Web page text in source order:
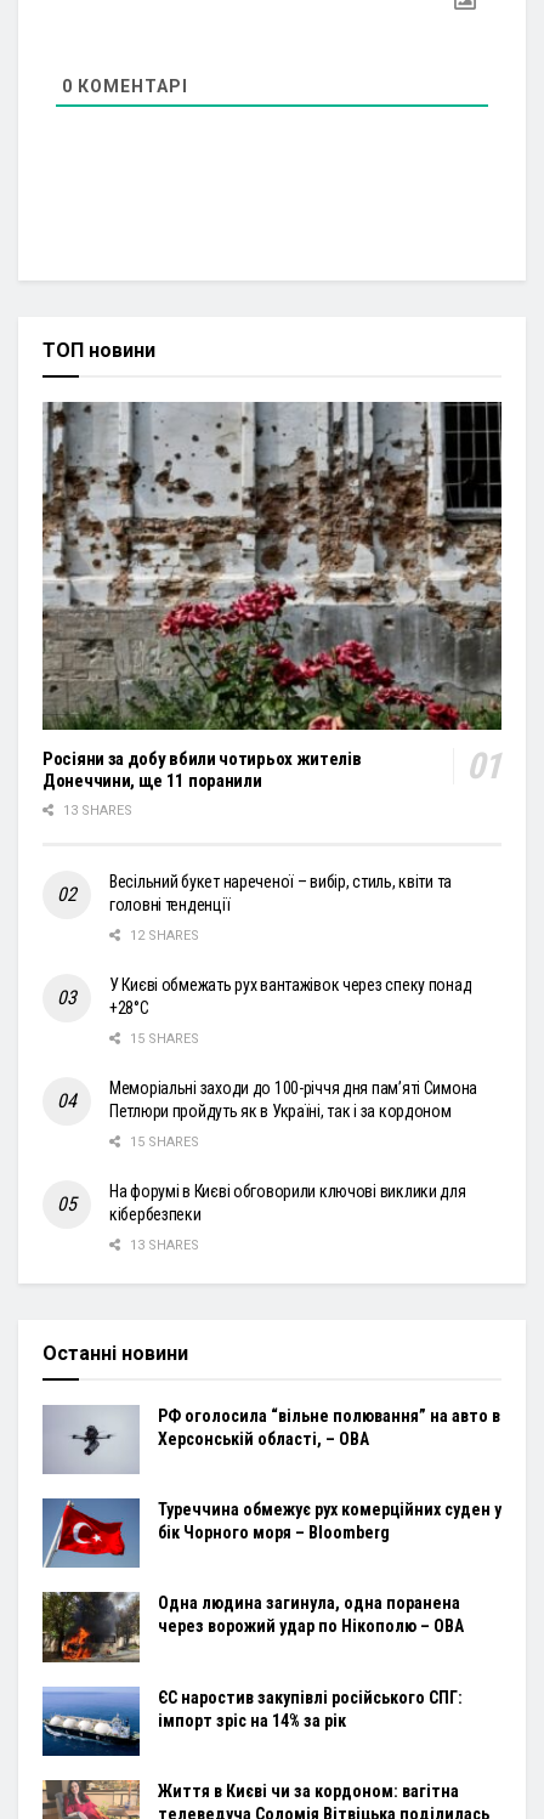
0 КОМЕНТАРІ
ТОП новини
Росіяни за добу вбили чотирьох жителів
Донеччини, ще 11 поранили
13 SHARES
Весільний букет нареченої – вибір, стиль, квіти та
головні тенденції
12 SHARES
У Києві обмежать рух вантажівок через спеку понад
+28°С
15 SHARES
Меморіальні заходи до 100-річчя дня пам’яті Симона
Петлюри пройдуть як в Україні, так і за кордоном
15 SHARES
На форумі в Києві обговорили ключові виклики для
кібербезпеки
13 SHARES
Останні новини
РФ оголосила “вільне полювання” на авто в
Херсонській області, – ОВА
Туреччина обмежує рух комерційних суден у
бік Чорного моря – Bloomberg
Одна людина загинула, одна поранена
через ворожий удар по Нікополю – ОВА
ЄС наростив закупівлі російського СПГ:
імпорт зріс на 14% за рік
Життя в Києві чи за кордоном: вагітна
телеведуча Соломія Вітвіцька поділилась